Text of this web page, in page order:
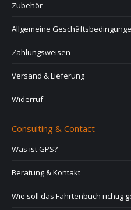
Zubehör
Allgemeine
Zahlungsweisen
Versand & Lieferung
Widerruf
Consulting & Contact
Was ist GPS?
Beratung & Kontakt
Wie soll das Fahrtenbuch richtig